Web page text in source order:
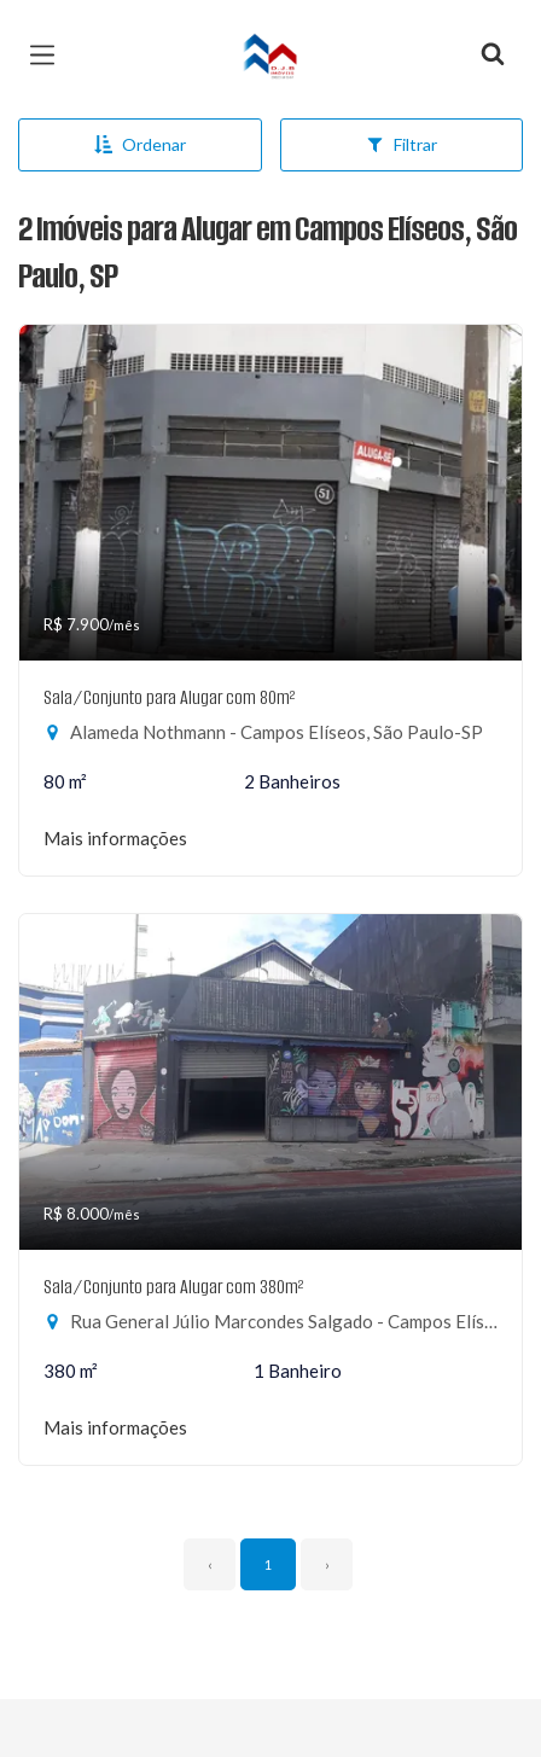
Página inicial
Ordenar Filtrar
2 Imóveis para Alugar em Campos Elíseos, São
Paulo, SP
R$ 7.900/mês
Sala/Conjunto para Alugar com 80m²
Alameda Nothmann - Campos Elíseos, São Paulo-SP
80 m² 2 Banheiros
Mais informações
R$ 8.000/mês
Sala/Conjunto para Alugar com 380m²
Rua General Júlio Marcondes Salgado - Campos Elíseos, São Paulo-SP
380 m² 1 Banheiro
Mais informações
‹ 1 ›